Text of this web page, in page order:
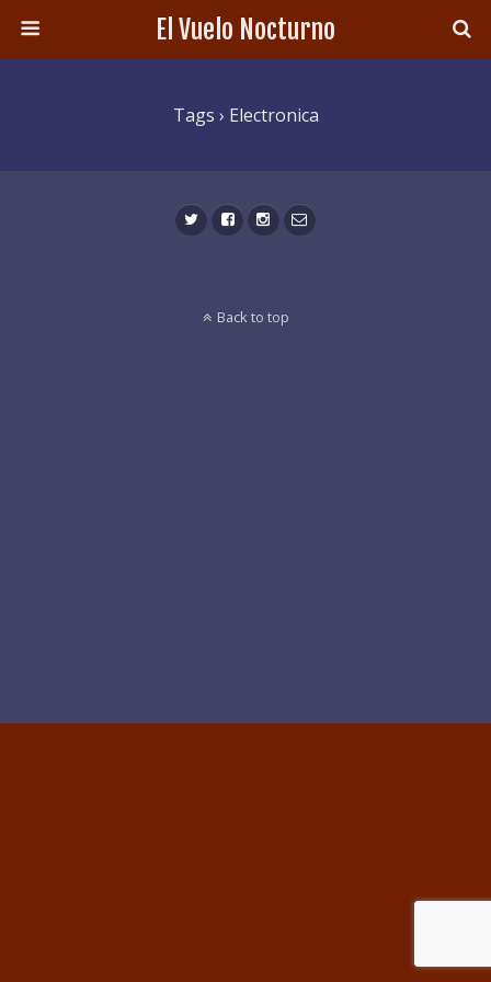
El Vuelo Nocturno
Tags › Electronica
Back to top